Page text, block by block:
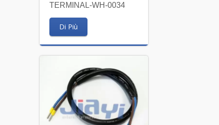
TERMINAL-WH-0034
Di Più